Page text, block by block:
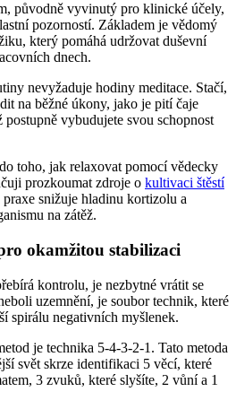
původně vyvinutý pro klinické účely,
pozorností. Základem je vědomý
který pomáhá udržovat duševní
dnech.
nevyžaduje hodiny meditace. Stačí,
na běžné úkony, jako je pití čaje
vybudujete svou schopnost
toho, jak relaxovat pomocí vědecky
prozkoumat zdroje o kultivaci štěstí
praxe snižuje hladinu kortizolu a
na zátěž.
okamžitou stabilizaci
kontrolu, je nezbytné vrátit se
uzemnění, je soubor technik, které
spirálu negativních myšlenek.
je technika 5-4-3-2-1. Tato metoda
svět skrze identifikaci 5 věcí, které
3 zvuků, které slyšíte, 2 vůní a 1